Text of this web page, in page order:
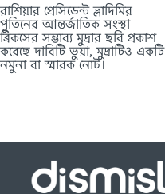
রাশিয়ার প্রেসিডেন্ট ভ্লাদিমির
পুতিনের আন্তর্জাতিক সংস্থা
ব্রিকসের সম্ভাব্য মুদ্রার ছবি প্রকাশ
করেছে দাবিটি ভুয়া, মুদ্রাটিও একটি
নমুনা বা স্মারক নোট।